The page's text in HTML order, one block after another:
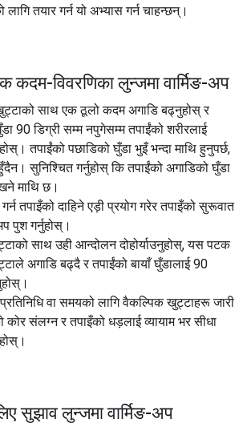
तयार गर्न यो अभ्यास गर्न चाहन्छन्।
कदम-विवरणिका लुन्जमा वार्मिङ-अप
साथ एक ठूलो कदम अगाडि बढ्नुहोस् र
90 डिग्री सम्म नपुगेसम्म तपाईंको शरीरलाई
तपाईंको पछाडिको घुँडा भुइँ भन्दा माथि हुनुपर्छ,
सुनिश्चित गर्नुहोस् कि तपाईंको अगाडिको घुँडा
माथि छ।
तपाइँको दाहिने एड़ी प्रयोग गरेर तपाइँको सुरूवात
पुश गर्नुहोस्।
साथ उही आन्दोलन दोहोर्याउनुहोस्, यस पटक
अगाडि बढ्दै र तपाईंको बायाँ घुँडालाई 90
वा समयको लागि वैकल्पिक खुट्टाहरू जारी
कोर संलग्न र तपाइँको धड़लाई व्यायाम भर सीधा
सुझाव लुन्जमा वार्मिङ-अप